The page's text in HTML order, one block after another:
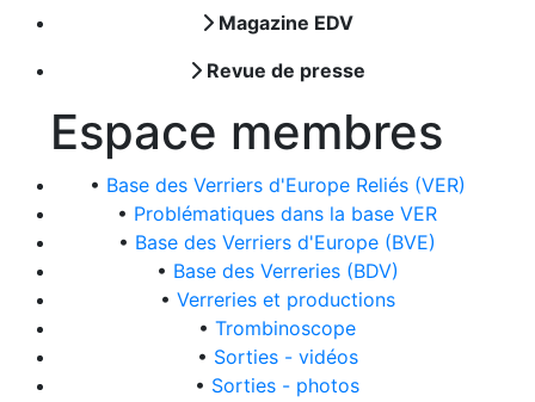
Magazine EDV
Revue de presse
Espace membres
• Base des Verriers d'Europe Reliés (VER)
• Problématiques dans la base VER
• Base des Verriers d'Europe (BVE)
• Base des Verreries (BDV)
• Verreries et productions
• Trombinoscope
• Sorties - vidéos
• Sorties - photos